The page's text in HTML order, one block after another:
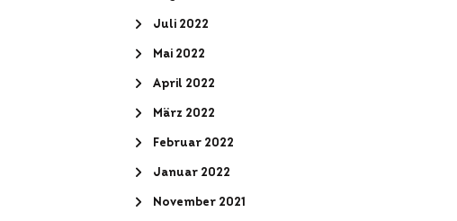
Juli 2022
Mai 2022
April 2022
März 2022
Februar 2022
Januar 2022
November 2021